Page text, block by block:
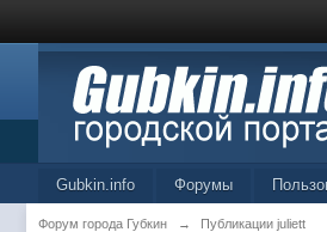
Gubkin.info Форумы
Форум города Губкин → Публикации juliett